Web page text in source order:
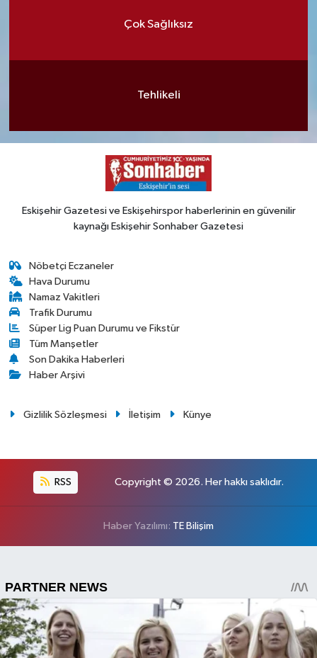
Çok Sağlıksız
Tehlikeli
Eskişehir Gazetesi ve Eskişehirspor haberlerinin en güvenilir
kaynağı Eskişehir Sonhaber Gazetesi
Nöbetçi Eczaneler
Hava Durumu
Namaz Vakitleri
Trafik Durumu
Süper Lig Puan Durumu ve Fikstür
Tüm Manşetler
Son Dakika Haberleri
Haber Arşivi
Gizlilik Sözleşmesi İletişim Künye
RSS Copyright © 2026. Her hakkı saklıdır.
Haber Yazılımı: TE Bilişim